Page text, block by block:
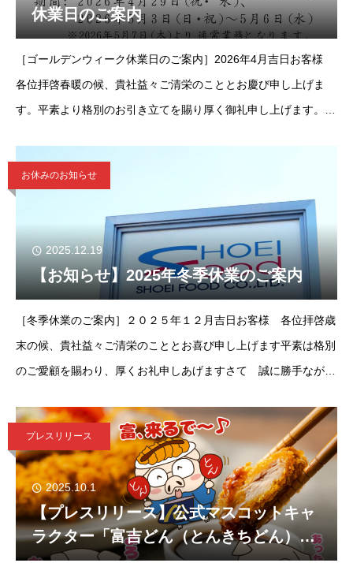
休業日のご案内
［ゴールデンウィーク休業日のご案内］2026年4月吉日お客様
各位拝啓春暖の候、貴社益々ご清栄のこととお慶び申し上げま
す。平素より格別のお引き立てを賜り厚く御礼申し上げます。さ
て頂きます。
お休みのお知らせ
2025.12.19
【お知らせ】2025年冬季休業のご案内
［冬季休業のご案内］２０２５年１２月吉日お客様 各位拝啓歳
末の候、貴社益々ご清栄のこととお喜び申し上げます平素は格別
のご愛顧を賜わり、厚くお礼申しあげますさて 誠に勝手ながら
致しますが
プレスリリース
2025.10.1
【プレスリリース】公式マスコットキャ
ラクター「富吉どん（とんきちどん）」
のLINEスタンプが登場！「とんかつの山